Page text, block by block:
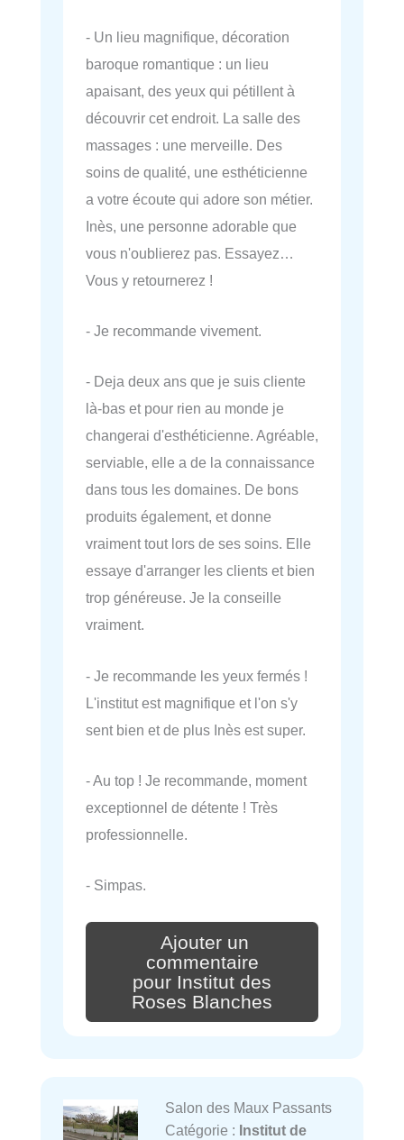
- Un lieu magnifique, décoration
baroque romantique : un lieu
apaisant, des yeux qui pétillent à
découvrir cet endroit. La salle des
massages : une merveille. Des
soins de qualité, une esthéticienne
a votre écoute qui adore son métier.
Inès, une personne adorable que
vous n'oublierez pas. Essayez…
Vous y retournerez !
- Je recommande vivement.
- Deja deux ans que je suis cliente
là-bas et pour rien au monde je
changerai d'esthéticienne. Agréable,
serviable, elle a de la connaissance
dans tous les domaines. De bons
produits également, et donne
vraiment tout lors de ses soins. Elle
essaye d'arranger les clients et bien
trop généreuse. Je la conseille
vraiment.
- Je recommande les yeux fermés !
L'institut est magnifique et l'on s'y
sent bien et de plus Inès est super.
- Au top ! Je recommande, moment
exceptionnel de détente ! Très
professionnelle.
- Simpas.
Ajouter un
commentaire
pour Institut des
Roses Blanches
Salon des Maux Passants
Catégorie : Institut de